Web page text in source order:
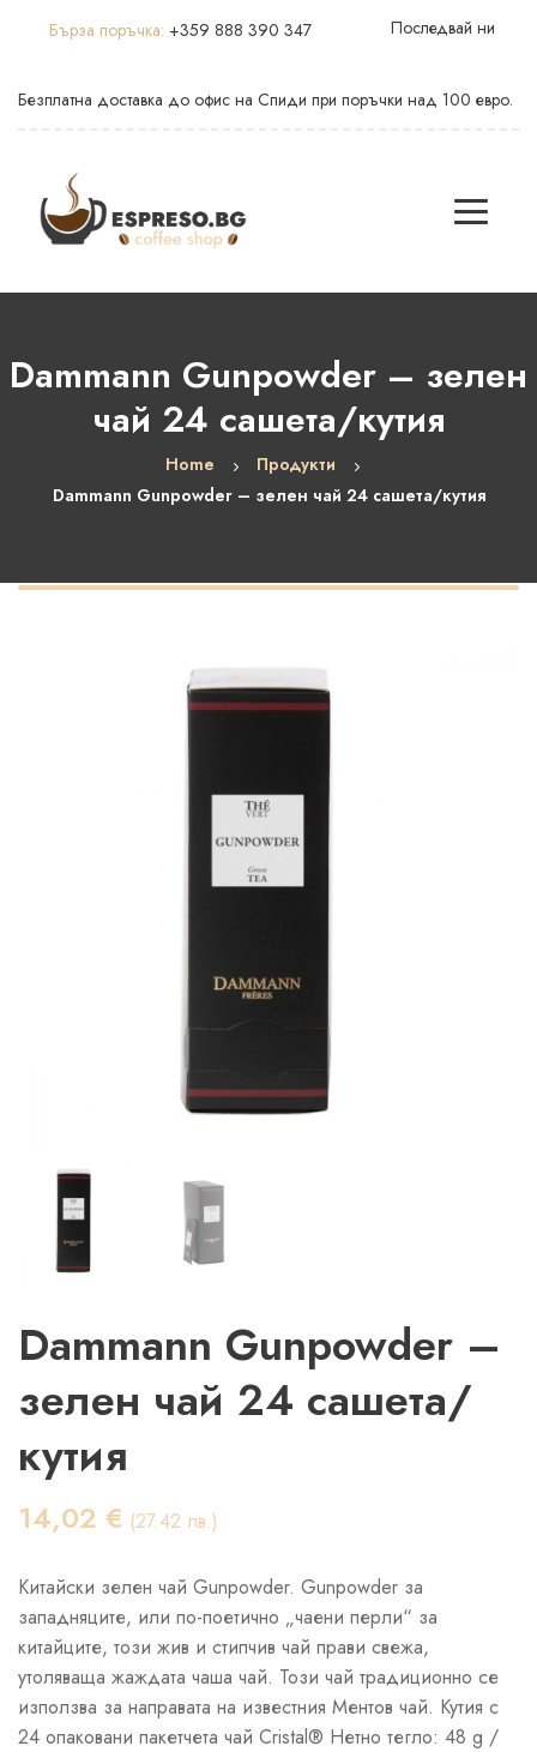
Бърза поръчка: +359 888 390 347 Последвай ни
Безплатна доставка до офис на Спиди при поръчки над 100 евро.
Dammann Gunpowder – зелен
чай 24 сашета/кутия
Home
Продукти
Dammann Gunpowder – зелен чай 24 сашета/кутия
Dammann Gunpowder –
зелен чай 24 сашета/
кутия
14,02 € (27.42 лв.)
Китайски зелен чай Gunpowder. Gunpowder за
западняците, или по-поетично „чаени перли“ за
китайците, този жив и стипчив чай прави свежa,
утоляваща жаждата чаша чай. Този чай традиционно се
използва за направата на известния Ментов чай. Кутия с
24 опаковани пакетчета чай Cristal® Нетно тегло: 48 g /